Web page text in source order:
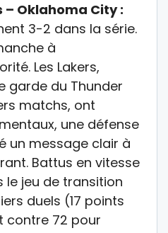
– Oklahoma City :
3-2 dans la série.
à
Les Lakers,
garde du Thunder
matchs, ont
une défense
un message clair à
Battus en vitesse
jeu de transition
duels (17 points
contre 72 pour